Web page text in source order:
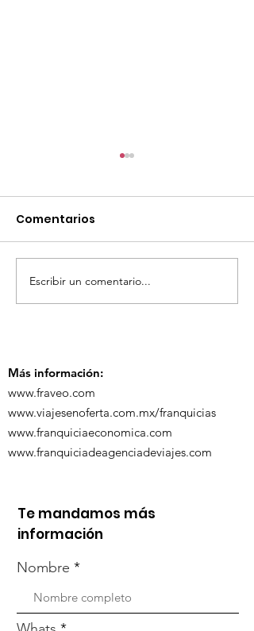
TourTravelynByFraveo
participó en la
Comentarios
Escribir un comentario...
Más información:
www.fraveo.com
www.viajesenoferta.com.mx/franquicias
www.franquiciaeconomica.com
www.franquiciadeagenciadeviajes.com
Te mandamos más
información
Nombre